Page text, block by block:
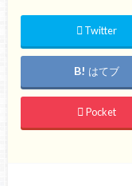
Twitter
はてブ
Pocket